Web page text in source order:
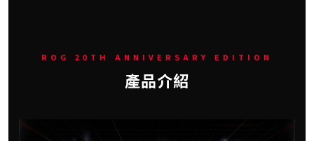
ROG 20TH ANNIVERSARY EDITION
產品介紹